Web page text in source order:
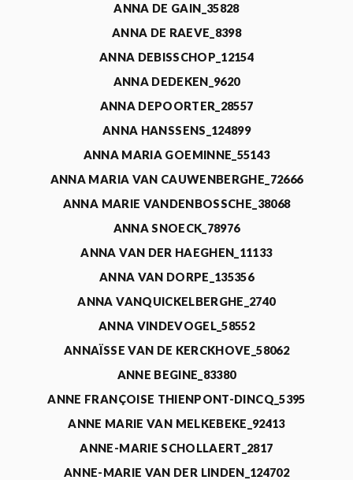
ANNA DE GAIN_35828
ANNA DE RAEVE_8398
ANNA DEBISSCHOP_12154
ANNA DEDEKEN_9620
ANNA DEPOORTER_28557
ANNA HANSSENS_124899
ANNA MARIA GOEMINNE_55143
ANNA MARIA VAN CAUWENBERGHE_72666
ANNA MARIE VANDENBOSSCHE_38068
ANNA SNOECK_78976
ANNA VAN DER HAEGHEN_11133
ANNA VAN DORPE_135356
ANNA VANQUICKELBERGHE_2740
ANNA VINDEVOGEL_58552
ANNAÏSSE VAN DE KERCKHOVE_58062
ANNE BEGINE_83380
ANNE FRANÇOISE THIENPONT-DINCQ_5395
ANNE MARIE VAN MELKEBEKE_92413
ANNE-MARIE SCHOLLAERT_2817
ANNE-MARIE VAN DER LINDEN_124702